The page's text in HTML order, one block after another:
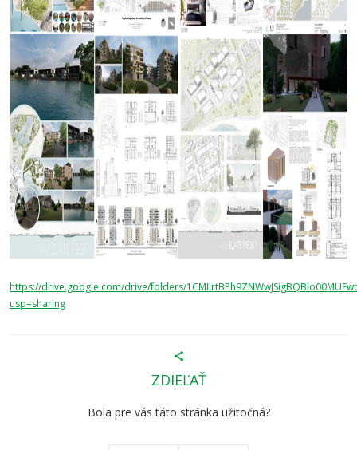
https://drive.google.com/drive/folders/
usp=sharing
ZDIEĽAŤ
Bola pre vás táto stránka užitočná?